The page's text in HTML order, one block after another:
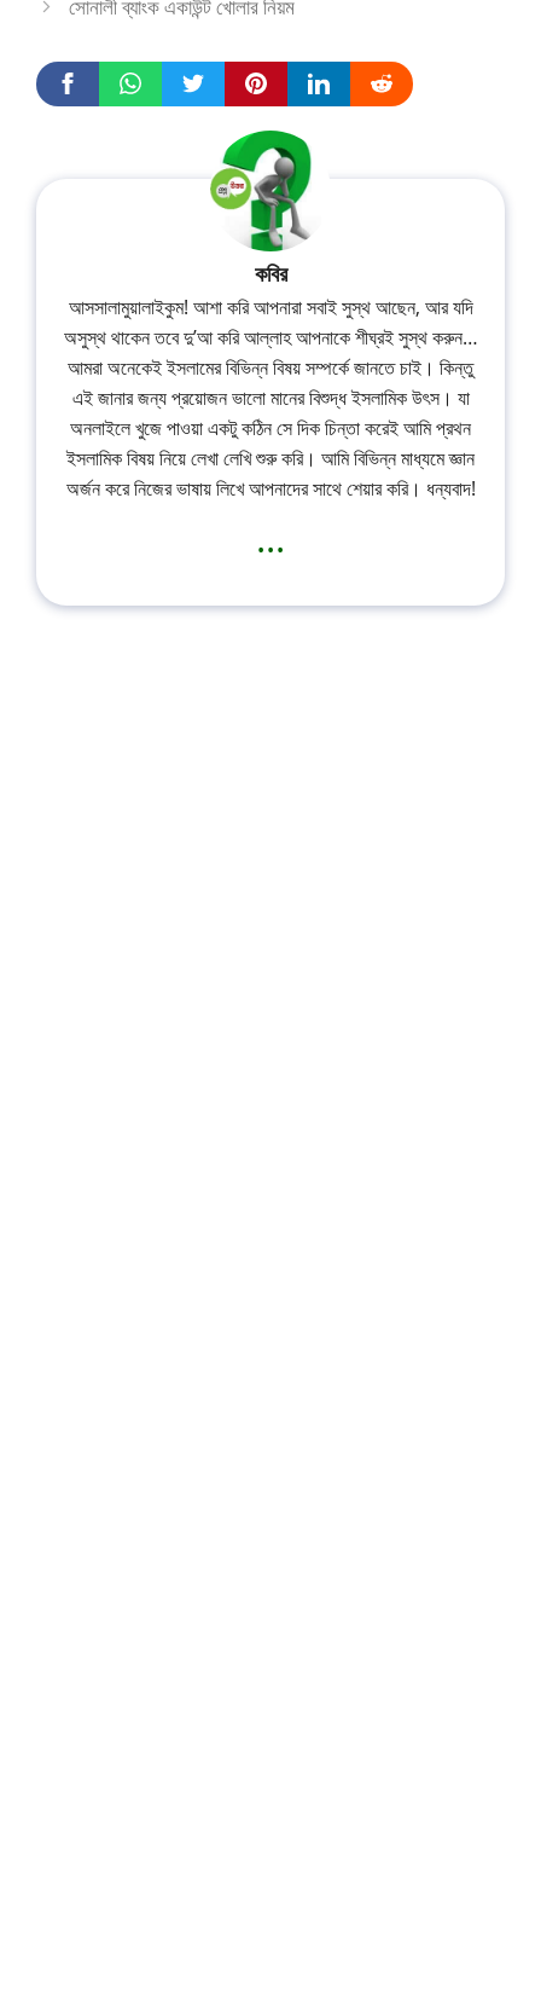
সোনালী ব্যাংক একাউন্ট খোলার নিয়ম
কবির
আসসালামুয়ালাইকুম! আশা করি আপনারা সবাই সুস্থ আছেন, আর যদি
অসুস্থ থাকেন তবে দু’আ করি আল্লাহ আপনাকে শীঘ্রই সুস্থ করুন…
আমরা অনেকেই ইসলামের বিভিন্ন বিষয় সম্পর্কে জানতে চাই। কিন্তু
এই জানার জন্য প্রয়োজন ভালো মানের বিশুদ্ধ ইসলামিক উৎস। যা
অনলাইলে খুজে পাওয়া একটু কঠিন সে দিক চিন্তা করেই আমি প্রথন
ইসলামিক বিষয় নিয়ে লেখা লেখি শুরু করি। আমি বিভিন্ন মাধ্যমে জ্ঞান
অর্জন করে নিজের ভাষায় লিখে আপনাদের সাথে শেয়ার করি। ধন্যবাদ!
...